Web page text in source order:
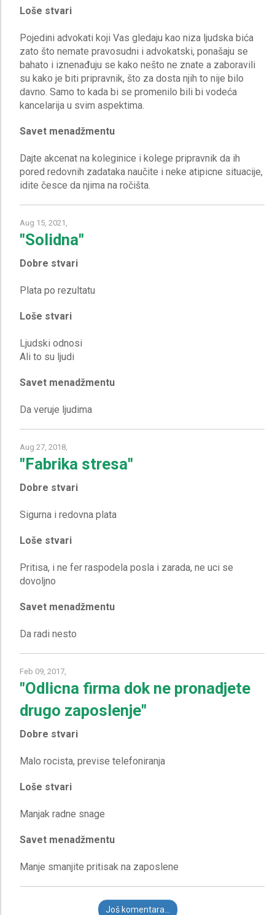
Loše stvari
Pojedini advokati koji Vas gledaju kao niza ljudska bića
zato što nemate pravosudni i advokatski, ponašaju se
bahato i iznenađuju se kako nešto ne znate a zaboravili
su kako je biti pripravnik, što za dosta njih to nije bilo
davno. Samo to kada bi se promenilo bili bi vodeća
Savet menadžmentu
Dajte akcenat na koleginice i kolege pripravnik da ih
pored redovnih zadataka naučite i neke atipicne situacije,
Aug 15, 2021,
"Solidna"
Dobre stvari
Loše stvari
Ljudski odnosi
Savet menadžmentu
Aug 27, 2018,
"Fabrika stresa"
Dobre stvari
Loše stvari
Pritisa, i ne fer raspodela posla i zarada, ne uci se
Savet menadžmentu
Feb 09, 2017,
"Odlicna firma dok ne pronadjete
drugo zaposlenje"
Dobre stvari
Loše stvari
Savet menadžmentu
Još komentara...